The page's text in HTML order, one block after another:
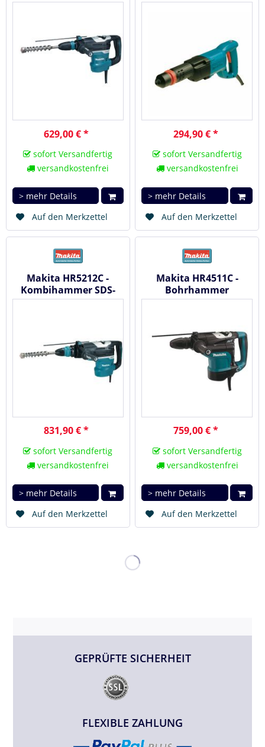
629,00 € *
sofort Versandfertig
versandkostenfrei
> mehr Details
Auf den Merkzettel
294,90 € *
sofort Versandfertig
versandkostenfrei
> mehr Details
Auf den Merkzettel
Makita HR5212C -
Kombihammer SDS-
Max
831,90 € *
sofort Versandfertig
versandkostenfrei
> mehr Details
Auf den Merkzettel
Makita HR4511C -
Bohrhammer
759,00 € *
sofort Versandfertig
versandkostenfrei
> mehr Details
Auf den Merkzettel
GEPRÜFTE SICHERHEIT
FLEXIBLE ZAHLUNG